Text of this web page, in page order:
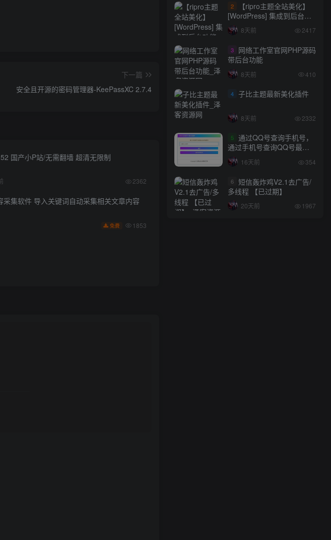
下一篇
安全且开源的密码管理器-KeePassXC 2.7.4
国产小P站/无需翻墙 超清无限制
2362
采集软件 导入关键词自动采集相关文章内容
免费 1853
2
【ripro主题全站美化】
[WordPress] 集成到后台功
能的全站美化包
WordPress…
8天前 2417
3
网络工作室官网PHP源码
带后台功能
8天前 410
4 子比主题最新美化插件
8天前 2332
5 通过QQ号查询手机号，
通过手机号查询QQ号最新
网站源码
16天前 354
6 短信轰炸鸡V2.1去广告/
多线程 【已过期】
20天前 1967